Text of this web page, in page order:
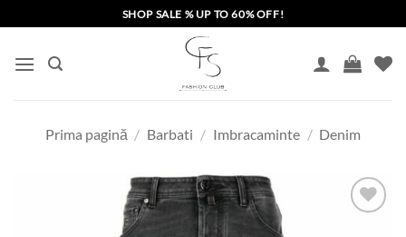
to
content
SHOP SALE % UP TO 60% OFF!
Prima pagină / Barbati / Imbracaminte / Denim